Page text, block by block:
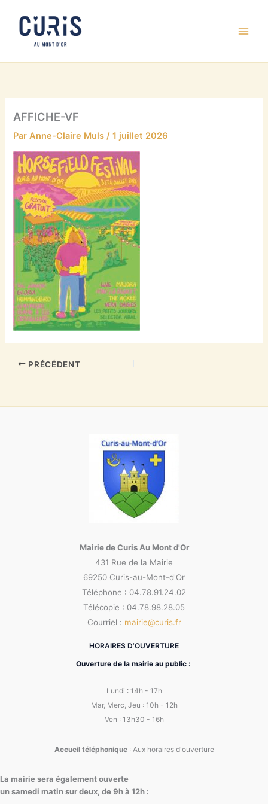
contenu
AFFICHE-VF
ParAnne-Claire Muls/1 juillet 2026
PRÉCÉDENT
Mairie de Curis Au Mont d'Or
431 Rue de la Mairie
69250 Curis-au-Mont-d'Or
Téléphone : 04.78.91.24.02
Télécopie : 04.78.98.28.05
Courriel : mairie@curis.fr
HORAIRES D’OUVERTURE
Ouverture de la mairie au public :
Lundi : 14h - 17h
Mar, Merc, Jeu : 10h - 12h
Ven : 13h30 - 16h
Accueil téléphonique: Aux horaires d'ouverture
La mairie sera également ouverte
un samedi matin sur deux, de 9h à 12h :